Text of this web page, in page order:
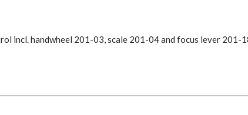
incl. handwheel 201-03, scale 201-04 and focus lever 201-